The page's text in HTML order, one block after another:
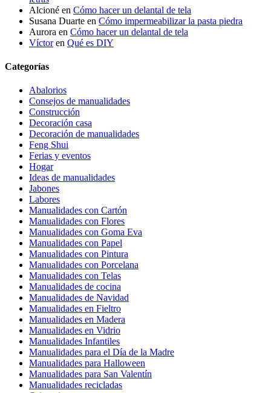
Alcioné en Cómo hacer un delantal de tela
Susana Duarte en Cómo impermeabilizar la pasta piedra
Aurora en Cómo hacer un delantal de tela
Víctoren Qué es DIY
Categorías
Abalorios
Consejos de manualidades
Construcción
Decoración casa
Decoración de manualidades
Feng Shui
Ferias y eventos
Hogar
Ideas de manualidades
Jabones
Labores
Manualidades con Cartón
Manualidades con Flores
Manualidades con Goma Eva
Manualidades con Papel
Manualidades con Pintura
Manualidades con Porcelana
Manualidades con Telas
Manualidades de cocina
Manualidades de Navidad
Manualidades en Fieltro
Manualidades en Madera
Manualidades en Vidrio
Manualidades Infantiles
Manualidades para el Día de la Madre
Manualidades para Halloween
Manualidades para San Valentín
Manualidades recicladas